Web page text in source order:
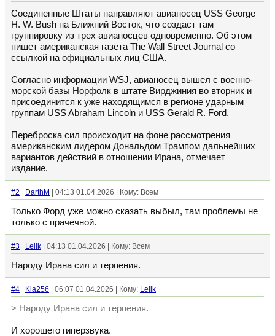
Соединенные Штаты направляют авианосец USS George
H. W. Bush на Ближний Восток, что создаст там
группировку из трех авианосцев одновременно. Об этом
пишет американская газета The Wall Street Journal со
ссылкой на официальных лиц США.
Согласно информации WSJ, авианосец вышел с военно-
морской базы Норфолк в штате Вирджиния во вторник и
присоединится к уже находящимся в регионе ударным
группам USS Abraham Lincoln и USS Gerald R. Ford.
Переброска сил происходит на фоне рассмотрения
американским лидером Дональдом Трампом дальнейших
вариантов действий в отношении Ирана, отмечает
издание.
#2 DarthM | 04:13 01.04.2026 | Кому: Всем
Только Форд уже можно сказать выбыл, там проблемы не
только с прачечной.
#3 Lelik | 04:13 01.04.2026 | Кому: Всем
Народу Ирана сил и терпения.
#4 Kia256 | 06:07 01.04.2026 | Кому: Lelik
> Народу Ирана сил и терпения.
И хорошего гиперзвука.